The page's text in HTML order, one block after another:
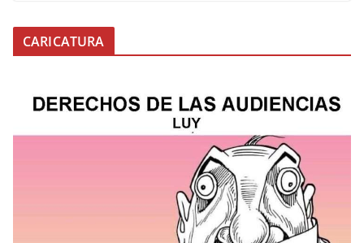
CARICATURA